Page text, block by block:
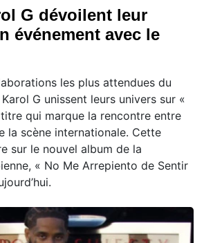
G dévoilent leur
événement avec le
les plus attendues du
G unissent leurs univers sur «
qui marque la rencontre entre
la scène internationale. Cette
sur le nouvel album de la
« No Me Arrepiento de Sentir